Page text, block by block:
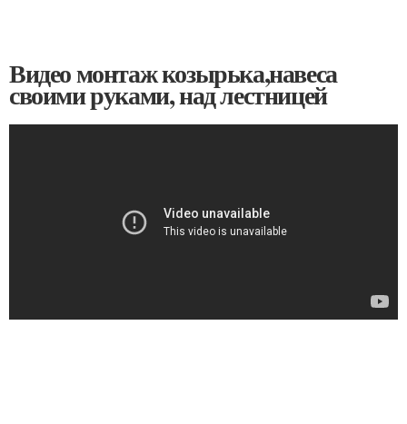
Видео монтаж козырька,навеса
своими руками, над лестницей